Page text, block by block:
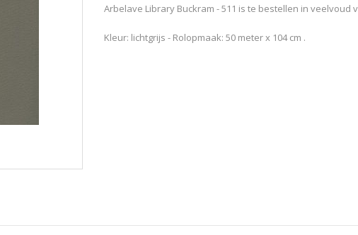
Arbelave Library Buckram - 511 is te bestellen in veelvoud
Kleur: lichtgrijs - Rolopmaak: 50 meter x 104 cm .